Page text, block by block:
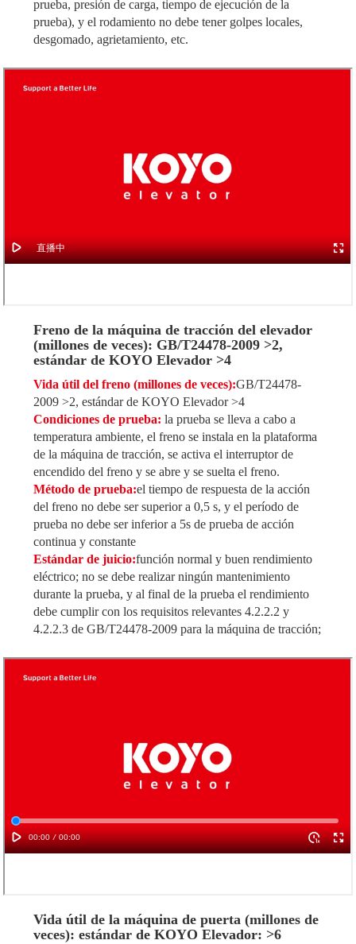
prueba, presión de carga, tiempo de ejecución de la
prueba), y el rodamiento no debe tener golpes locales,
desgomado, agrietamiento, etc.
Freno de la máquina de tracción del elevador
(millones de veces): GB/T24478-2009 >2,
estándar de KOYO Elevador >4
Vida útil del freno (millones de veces):GB/T24478-
2009 >2, estándar de KOYO Elevador >4
Condiciones de prueba:la prueba se lleva a cabo a
temperatura ambiente, el freno se instala en la plataforma
de la máquina de tracción, se activa el interruptor de
encendido del freno y se abre y se suelta el freno.
Método de prueba:el tiempo de respuesta de la acción
del freno no debe ser superior a 0,5 s, y el período de
prueba no debe ser inferior a 5s de prueba de acción
continua y constante
Estándar de juicio:función normal y buen rendimiento
eléctrico; no se debe realizar ningún mantenimiento
durante la prueba, y al final de la prueba el rendimiento
debe cumplir con los requisitos relevantes 4.2.2.2 y
4.2.2.3 de GB/T24478-2009 para la máquina de tracción;
Vida útil de la máquina de puerta (millones de
veces): estándar de KOYO Elevador: >6